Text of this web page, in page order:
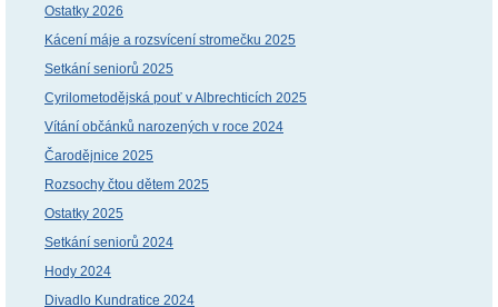
Ostatky 2026
Kácení máje a rozsvícení stromečku 2025
Setkání seniorů 2025
Cyrilometodějská pouť v Albrechticích 2025
Vítání občánků narozených v roce 2024
Čarodějnice 2025
Rozsochy čtou dětem 2025
Ostatky 2025
Setkání seniorů 2024
Hody 2024
Divadlo Kundratice 2024